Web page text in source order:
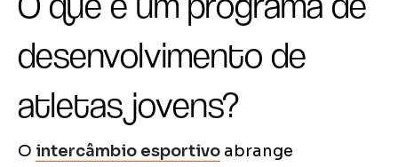
desenvolvimento de
atletas jovens?
O intercâmbio esportivo abrange